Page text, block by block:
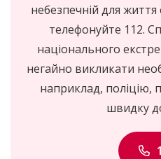
небезпечній для життя
телефонуйте 112.
національного
негайно викликати
наприклад, поліцію,
швидку